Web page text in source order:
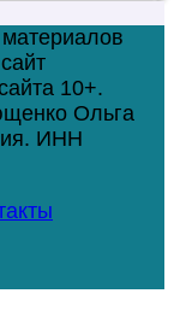
10+.
Ольга
ИНН